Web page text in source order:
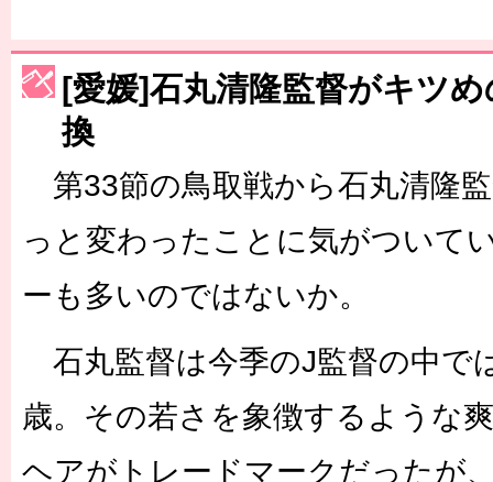
［3230号］世界一への夢は終わらない
［3223号］一丸。日本出陣
［3222号］史上最大のW杯開幕 注目は「個」
長谷川 アーリアジャスールさんがシンポジウム「気候変動から命
[愛媛]石丸清隆監督がキツ
換
第33節の鳥取戦から石丸清隆
っと変わったことに気がついて
ーも多いのではないか。
石丸監督は今季のJ監督の中で
歳。その若さを象徴するような
ヘアがトレードマークだったが